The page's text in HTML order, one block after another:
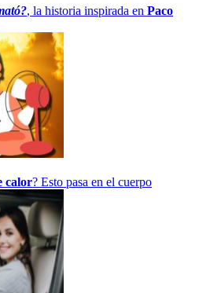
, la historia inspirada en Paco
calor? Esto pasa en el cuerpo